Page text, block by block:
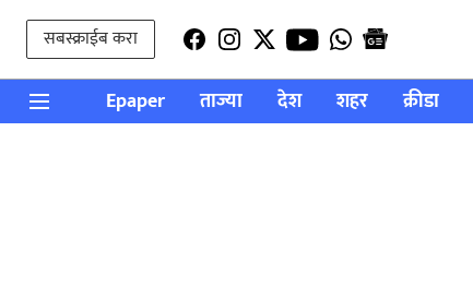
सबस्क्राईब करा
Epaper ताज्या देश शहर क्रीडा